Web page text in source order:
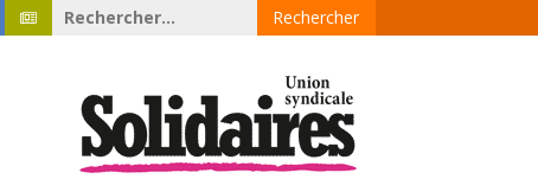
Rechercher :